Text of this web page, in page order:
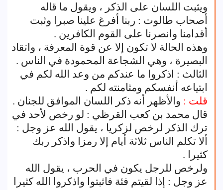
ويثبت اللسان على الذكر ، ويقول ما قاله
أصحاب طالوت : ربنا أفرغ علينا صبرا وثبت
أقدامنا وانصرنا على القوم الكافرين .
وهذه الحالة لا تكون إلا عن قوة المعرفة ، واتقاد
البصيرة ، وهي الشجاعة المحمودة في الناس .
الثالث : اذكروا ما عندكم من وعد الله لكم في
ابتياعه أنفسكم ومثامنته لكم .
قلت : والأظهر أنه ذكر اللسان الموافق للجنان .
قال محمد بن كعب القرظي : لو رخص لأحد في
ترك الذكر لرخص لزكريا ، يقول الله عز وجل :
ألا تكلم الناس ثلاثة أيام إلا رمزا واذكر ربك
كثيرا .
ولرخص للرجل يكون في الحرب ، يقول الله
عز وجل : إذا لقيتم فئة فاثبتوا واذكروا الله كثيرا